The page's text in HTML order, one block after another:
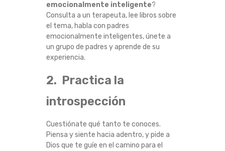
emocionalmente inteligente?
Consulta a un terapeuta, lee libros sobre
el tema, habla con padres
emocionalmente inteligentes, únete a
un grupo de padres y aprende de su
experiencia.
2. Practica la
introspección
Cuestiónate qué tanto te conoces.
Piensa y siente hacia adentro, y pide a
Dios que te guíe en el camino para el